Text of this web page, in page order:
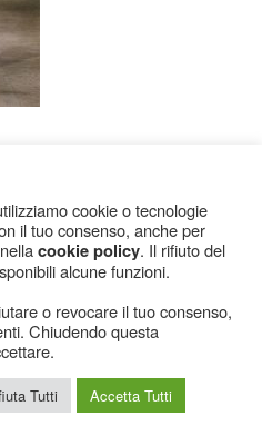
cookie o tecnologie
il tuo consenso, anche per
cookie policy. Il rifiuto del
alcune funzioni.
o revocare il tuo consenso,
Chiudendo questa
Tutti Accetta Tutti